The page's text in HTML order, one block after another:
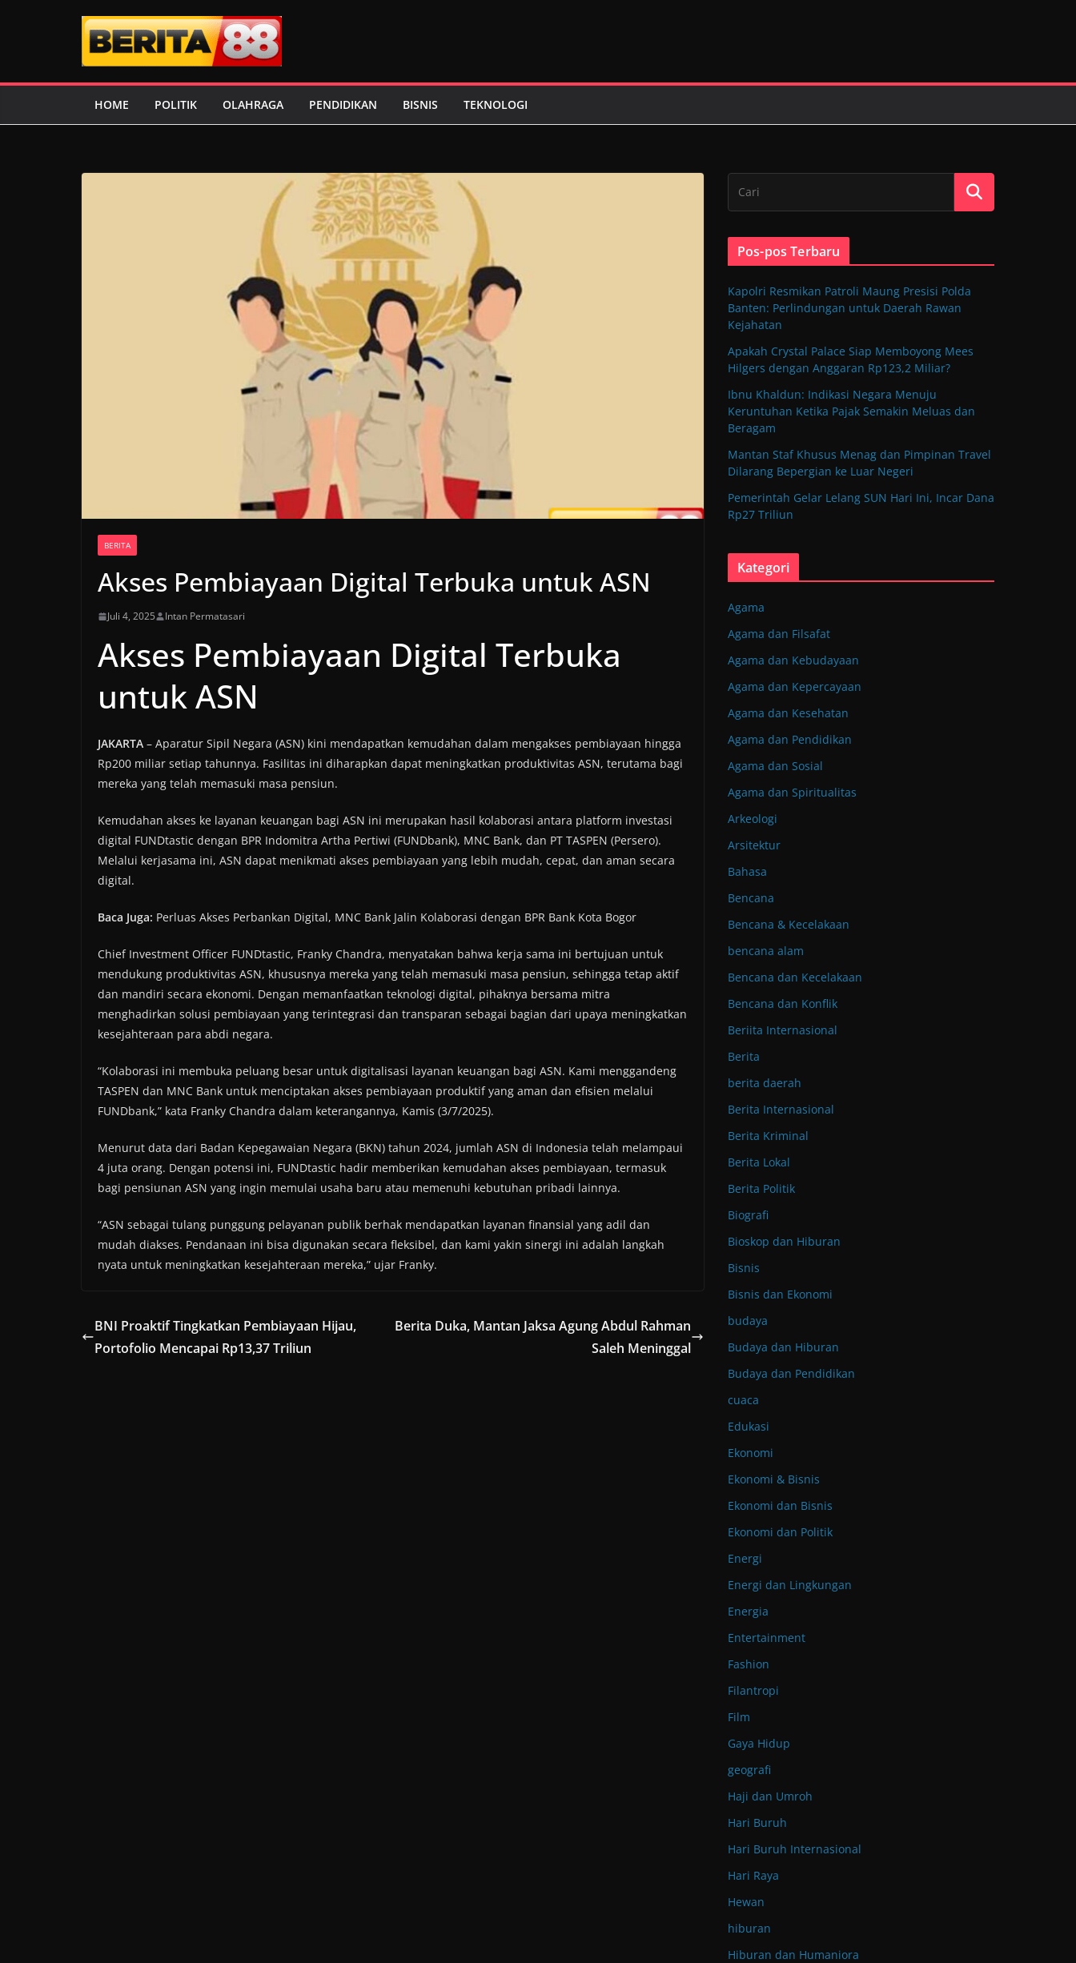
HOME POLITIK OLAHRAGA PENDIDIKAN BISNIS TEKNOLOGI
BERITA
Akses Pembiayaan Digital Terbuka untuk ASN
Juli 4, 2025 Intan Permatasari
Akses Pembiayaan Digital Terbuka
untuk ASN
JAKARTA – Aparatur Sipil Negara (ASN) kini mendapatkan kemudahan dalam mengakses pembiayaan hingga
Rp200 miliar setiap tahunnya. Fasilitas ini diharapkan dapat meningkatkan produktivitas ASN, terutama bagi
mereka yang telah memasuki masa pensiun.
Kemudahan akses ke layanan keuangan bagi ASN ini merupakan hasil kolaborasi antara platform investasi
digital FUNDtastic dengan BPR Indomitra Artha Pertiwi (FUNDbank), MNC Bank, dan PT TASPEN (Persero).
Melalui kerjasama ini, ASN dapat menikmati akses pembiayaan yang lebih mudah, cepat, dan aman secara
digital.
Baca Juga: Perluas Akses Perbankan Digital, MNC Bank Jalin Kolaborasi dengan BPR Bank Kota Bogor
Chief Investment Officer FUNDtastic, Franky Chandra, menyatakan bahwa kerja sama ini bertujuan untuk
mendukung produktivitas ASN, khususnya mereka yang telah memasuki masa pensiun, sehingga tetap aktif
dan mandiri secara ekonomi. Dengan memanfaatkan teknologi digital, pihaknya bersama mitra
menghadirkan solusi pembiayaan yang terintegrasi dan transparan sebagai bagian dari upaya meningkatkan
kesejahteraan para abdi negara.
“Kolaborasi ini membuka peluang besar untuk digitalisasi layanan keuangan bagi ASN. Kami menggandeng
TASPEN dan MNC Bank untuk menciptakan akses pembiayaan produktif yang aman dan efisien melalui
FUNDbank,” kata Franky Chandra dalam keterangannya, Kamis (3/7/2025).
Menurut data dari Badan Kepegawaian Negara (BKN) tahun 2024, jumlah ASN di Indonesia telah melampaui
4 juta orang. Dengan potensi ini, FUNDtastic hadir memberikan kemudahan akses pembiayaan, termasuk
bagi pensiunan ASN yang ingin memulai usaha baru atau memenuhi kebutuhan pribadi lainnya.
“ASN sebagai tulang punggung pelayanan publik berhak mendapatkan layanan finansial yang adil dan
mudah diakses. Pendanaan ini bisa digunakan secara fleksibel, dan kami yakin sinergi ini adalah langkah
nyata untuk meningkatkan kesejahteraan mereka,” ujar Franky.
BNI Proaktif Tingkatkan Pembiayaan Hijau,
Portofolio Mencapai Rp13,37 Triliun
Berita Duka, Mantan Jaksa Agung Abdul Rahman
Saleh Meninggal
Pos-pos Terbaru
Kapolri Resmikan Patroli Maung Presisi Polda
Banten: Perlindungan untuk Daerah Rawan
Kejahatan
Apakah Crystal Palace Siap Memboyong Mees
Hilgers dengan Anggaran Rp123,2 Miliar?
Ibnu Khaldun: Indikasi Negara Menuju
Keruntuhan Ketika Pajak Semakin Meluas dan
Beragam
Mantan Staf Khusus Menag dan Pimpinan Travel
Dilarang Bepergian ke Luar Negeri
Pemerintah Gelar Lelang SUN Hari Ini, Incar Dana
Rp27 Triliun
Kategori
Agama
Agama dan Filsafat
Agama dan Kebudayaan
Agama dan Kepercayaan
Agama dan Kesehatan
Agama dan Pendidikan
Agama dan Sosial
Agama dan Spiritualitas
Arkeologi
Arsitektur
Bahasa
Bencana
Bencana & Kecelakaan
bencana alam
Bencana dan Kecelakaan
Bencana dan Konflik
Beriita Internasional
Berita
berita daerah
Berita Internasional
Berita Kriminal
Berita Lokal
Berita Politik
Biografi
Bioskop dan Hiburan
Bisnis
Bisnis dan Ekonomi
budaya
Budaya dan Hiburan
Budaya dan Pendidikan
cuaca
Edukasi
Ekonomi
Ekonomi & Bisnis
Ekonomi dan Bisnis
Ekonomi dan Politik
Energi
Energi dan Lingkungan
Energia
Entertainment
Fashion
Filantropi
Film
Gaya Hidup
geografi
Haji dan Umroh
Hari Buruh
Hari Buruh Internasional
Hari Raya
Hewan
hiburan
Hiburan dan Humaniora